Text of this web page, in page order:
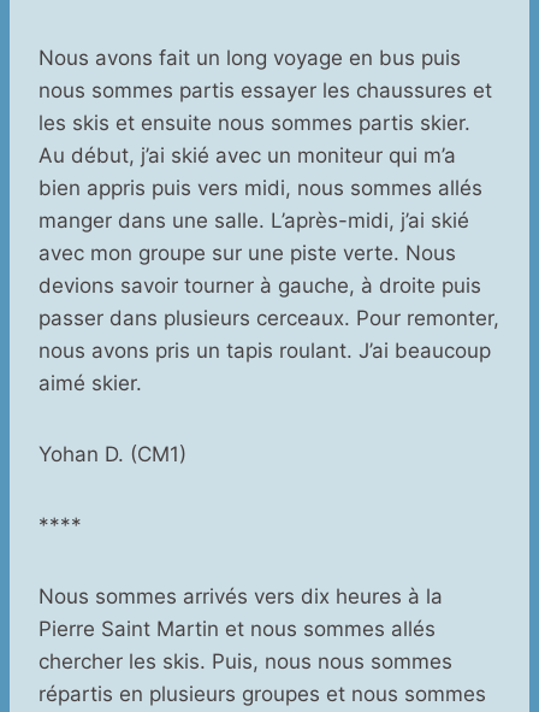
Nous avons fait un long voyage en bus puis
nous sommes partis essayer les chaussures et
les skis et ensuite nous sommes partis skier.
Au début, j’ai skié avec un moniteur qui m’a
bien appris puis vers midi, nous sommes allés
manger dans une salle. L’après-midi, j’ai skié
avec mon groupe sur une piste verte. Nous
devions savoir tourner à gauche, à droite puis
passer dans plusieurs cerceaux. Pour remonter,
nous avons pris un tapis roulant. J’ai beaucoup
aimé skier.
Yohan D. (CM1)
****
Nous sommes arrivés vers dix heures à la
Pierre Saint Martin et nous sommes allés
chercher les skis. Puis, nous nous sommes
répartis en plusieurs groupes et nous sommes